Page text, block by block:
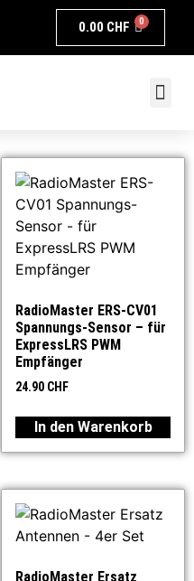
0.00 CHF 0
RadioMaster ERS-CV01
Spannungs-Sensor – für
ExpressLRS PWM
Empfänger
24.90 CHF
In den Warenkorb
RadioMaster Ersatz